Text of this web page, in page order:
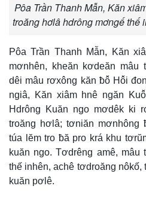
Pôa Trần Thanh Mẫn, Kăn
troăng hơlâ hdrông mơngế thế
Pôa Trần Thanh Mẫn, Kăn
mơnhên, kheăn kơdeăn mâu
dêi mâu rơxông kăn ƀô̆ Hô̆i
ngiâ, Kăn xiâm hnê ngăn
Hdrông Kuăn ngo mơdêk ki
troăng hơlâ; tơniăn mơnhông
túa lĕm tro ƀă pro krá khu
kuăn ngo. Tơdrêng amê,
thế inhên, achê tơdroăng
kuăn pơlê.